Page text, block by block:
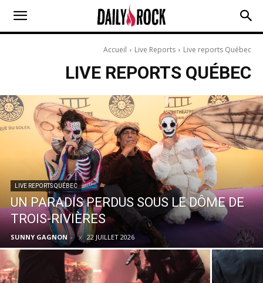
Accueil Live Reports Live reports Québec
LIVE REPORTS QUÉBEC
LIVE REPORTS QUÉBEC
UN PARADIS PERDUS SOUS LE DÔME DE
TROIS-RIVIÈRES
SUNNY GAGNON - 22 JUILLET 2026